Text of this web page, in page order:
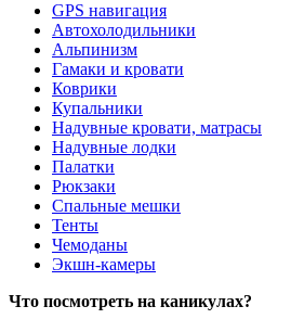
GPS навигация
Автохолодильники
Альпинизм
Гамаки и кровати
Коврики
Купальники
Надувные кровати, матрасы
Надувные лодки
Палатки
Рюкзаки
Спальные мешки
Тенты
Чемоданы
Экшн-камеры
Что посмотреть на каникулах?